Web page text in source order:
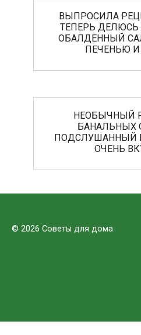
ВЫПРОСИЛА
ТЕПЕРЬ
ОБАЛДЕННЫЙ
ПЕЧЕНЬЮ
НЕОБЫЧНЫЙ
БАНАЛЬНЫХ
ПОДСЛУШАННЫЙ
ОЧЕНЬ
© 2026 Советы для дома